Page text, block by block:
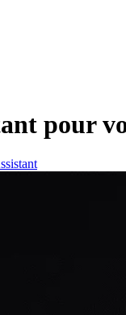
pour